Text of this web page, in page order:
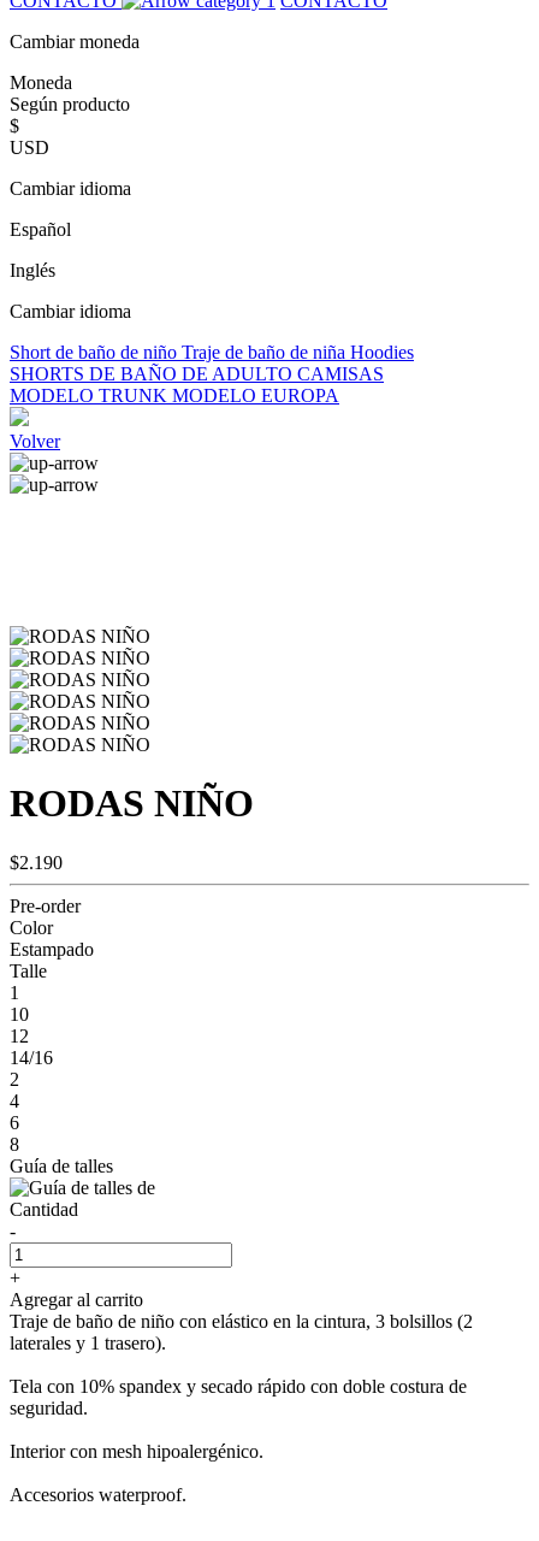
Cambiar moneda
Moneda
Según producto
$
USD
Cambiar idioma
Español
Inglés
Cambiar idioma
Short de baño de niño Traje de baño de niña Hoodies
SHORTS DE BAÑO DE ADULTO CAMISAS
MODELO TRUNK MODELO EUROPA
Volver
RODAS NIÑO
$2.190
Pre-order
Color
Estampado
Talle
1
10
12
14/16
2
4
6
8
Guía de talles
Cantidad
-
+
Agregar al carrito
Traje de baño de niño con elástico en la cintura, 3 bolsillos (2
laterales y 1 trasero).
Tela con 10% spandex y secado rápido con doble costura de
seguridad.
Interior con mesh hipoalergénico.
Accesorios waterproof.